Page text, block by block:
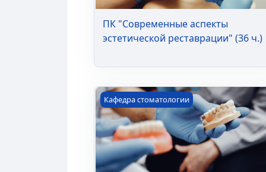
ПК "Современные аспекты
эстетической реставрации" (36 ч.)
ПК "Стоматология ортопедическая"
Кафедра стоматологии